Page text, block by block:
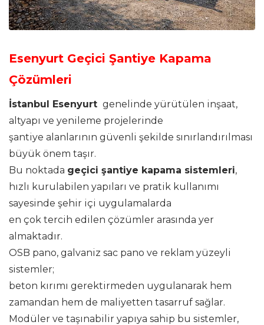
Esenyurt Geçici Şantiye Kapama
Çözümleri
İstanbul Esenyurt genelinde yürütülen inşaat,
altyapı ve yenileme projelerinde
şantiye alanlarının güvenli şekilde sınırlandırılması
büyük önem taşır.
Bu noktada geçici şantiye kapama sistemleri,
hızlı kurulabilen yapıları ve pratik kullanımı
sayesinde şehir içi uygulamalarda
en çok tercih edilen çözümler arasında yer
almaktadır.
OSB pano, galvaniz sac pano ve reklam yüzeyli
sistemler;
beton kırımı gerektirmeden uygulanarak hem
zamandan hem de maliyetten tasarruf sağlar.
Modüler ve taşınabilir yapıya sahip bu sistemler,